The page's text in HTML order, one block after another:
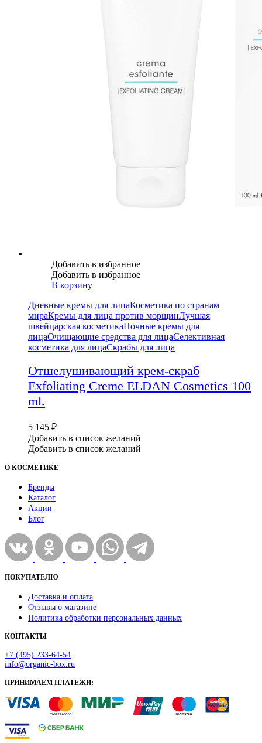
Добавить в избранное
Добавить в избранное
В корзину
Дневные кремы для лицаКосметика по странам
мираКремы для лица против морщинЛучшая
швейцарская косметикаНочные кремы для
лицаОчищающие средства для лицаСелективная
косметика для лицаСкрабы для лица
Отшелушивающий крем-скраб
Exfoliating Creme ELDAN Cosmetics 100
ml.
5 145 ₽
Добавить в список желаний
Добавить в список желаний
О КОСМЕТИКЕ
Бренды
Каталог
Акции
Блог
ПОКУПАТЕЛЮ
Доставка и оплата
Отзывы о магазине
Политика обработки персональных данных
КОНТАКТЫ
+7 (495) 233-64-54
info@organic-box.ru
ПРИНИМАЕМ ПЛАТЕЖИ: